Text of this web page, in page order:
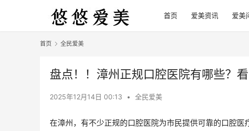
首页 爱美资讯 爱美
首页 全民爱美
盘点！！漳州正规口腔医院有哪些？
2025年12月14日 00:13 • 全民爱美
在漳州，有不少正规的口腔医院为市民提供可靠的口腔